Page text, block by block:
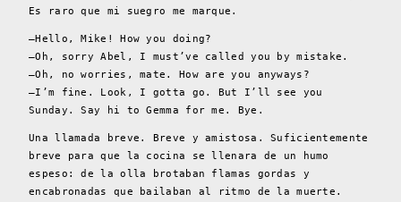
Es raro que mi suegro me marque.
–Hello, Mike! How you doing?
–Oh, sorry Abel, I must’ve called you by mistake.
–Oh, no worries, mate. How are you anyways?
–I’m fine. Look, I gotta go. But I’ll see you
Sunday. Say hi to Gemma for me. Bye.
Una llamada breve. Breve y amistosa. Suficientemente
breve para que la cocina se llenara de un humo
espeso: de la olla brotaban flamas gordas y
encabronadas que bailaban al ritmo de la muerte.